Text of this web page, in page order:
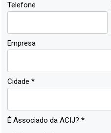
Telefone
Empresa
Cidade *
É Associado da ACIJ? *